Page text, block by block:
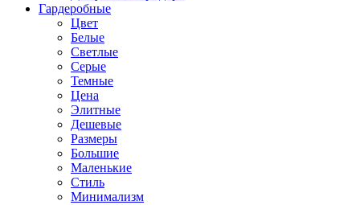
Гардеробные
Цвет
Белые
Светлые
Серые
Темные
Цена
Элитные
Дешевые
Размеры
Большие
Маленькие
Стиль
Минимализм